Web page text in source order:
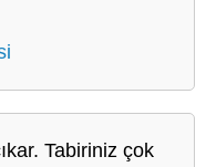
Tabiriniz çok